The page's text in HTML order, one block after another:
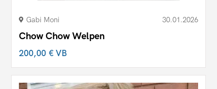
Gabi Moni 30.01.2026
Chow Chow Welpen
200,00 €VB